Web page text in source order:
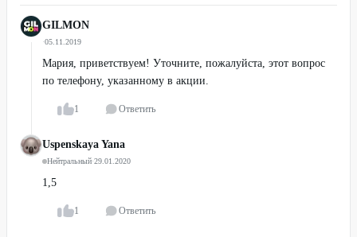
GILMON
·05.11.2019
Мария, приветствуем! Уточните, пожалуйста, этот вопрос
по телефону, указанному в акции.
1 Ответить
Uspenskaya Yana
Нейтральный·29.01.2020
1,5
1 Ответить